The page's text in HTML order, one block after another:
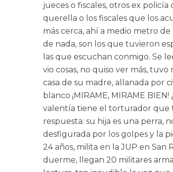
jueces o fiscales, otros ex
querella o los fiscales que los
más cerca, ahí a medio metro de
de nada, son los que tuvieron
las que escuchan conmigo. Se
vio cosas, no quiso ver más,
casa de su madre, allanada por
blanco ¡MIRAME, MIRAME
valentía tiene el torturador que
respuesta: su hija es una perra,
desfigurada por los golpes y la
24 años, milita en la JUP en
duerme, llegan 20 militares